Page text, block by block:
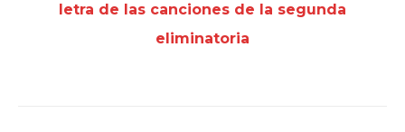
letra de las canciones de la segunda
eliminatoria